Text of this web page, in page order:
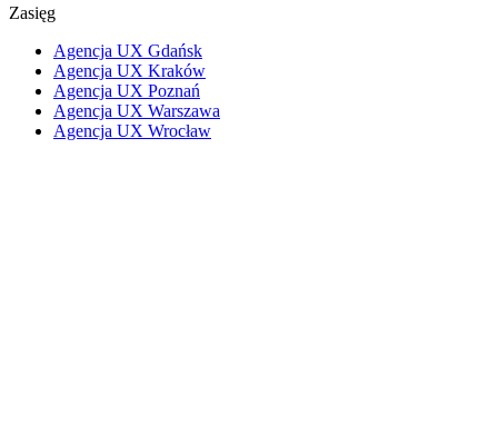
Zasięg
Agencja UX Gdańsk
Agencja UX Kraków
Agencja UX Poznań
Agencja UX Warszawa
Agencja UX Wrocław